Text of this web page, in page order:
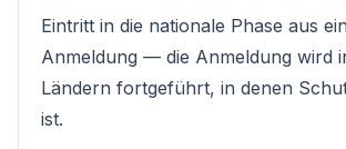
Eintritt in die nationale Phase aus
Anmeldung — die Anmeldung wird
Ländern fortgeführt, in denen
ist.